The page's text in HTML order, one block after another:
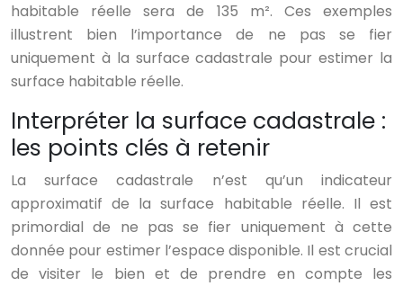
habitable réelle sera de 135 m². Ces exemples
illustrent bien l’importance de ne pas se fier
uniquement à la surface cadastrale pour estimer la
surface habitable réelle.
Interpréter la surface cadastrale :
les points clés à retenir
La surface cadastrale n’est qu’un indicateur
approximatif de la surface habitable réelle. Il est
primordial de ne pas se fier uniquement à cette
donnée pour estimer l’espace disponible. Il est crucial
de visiter le bien et de prendre en compte les